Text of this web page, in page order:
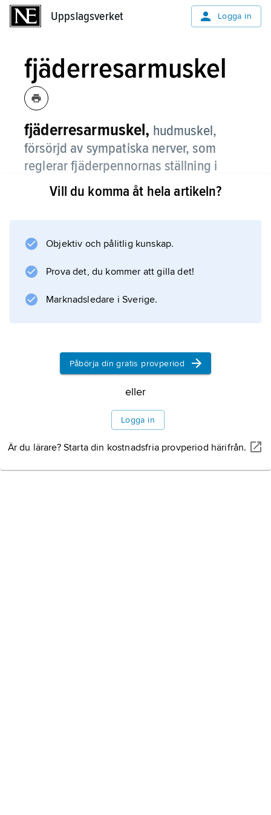
Uppslagsverket Logga in
fjäderresarmuskel
fjäderresarmuskel, hudmuskel,
försörjd av sympatiska nerver, som
reglerar fjäderpennornas ställning i
huden hos fåglar.
Vill du komma åt hela artikeln?
Objektiv och pålitlig kunskap.
Prova det, du kommer att gilla det!
Marknadsledare i Sverige.
Påbörja din gratis provperiod
eller
Logga in
Är du lärare? Starta din kostnadsfria provperiod härifrån.